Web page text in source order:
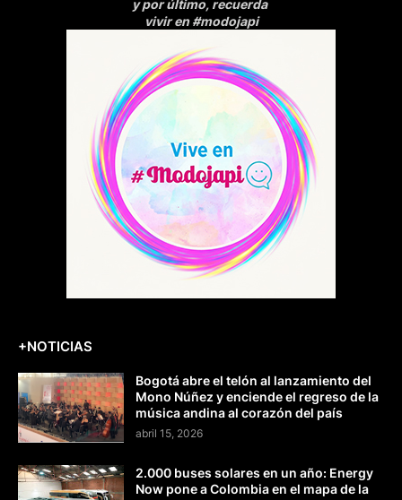
y por último, recuerda
vivir en #modojapi
+NOTICIAS
Bogotá abre el telón al lanzamiento del
Mono Núñez y enciende el regreso de la
música andina al corazón del país
abril 15, 2026
2.000 buses solares en un año: Energy
Now pone a Colombia en el mapa de la